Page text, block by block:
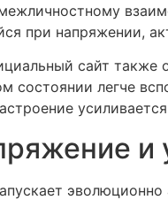
при напряжении,
сайт также
состоянии легче
и